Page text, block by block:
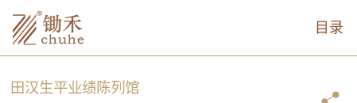
目录
田汉生平业绩陈列馆